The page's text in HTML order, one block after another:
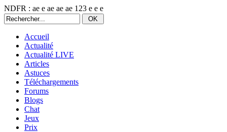
NDFR : ae e ae ae ae 123 e e e
Accueil
Actualité
Actualité LIVE
Articles
Astuces
Téléchargements
Forums
Blogs
Chat
Jeux
Prix